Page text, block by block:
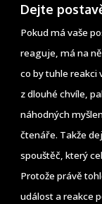
Dejte
Pokud má vaše
reaguje, má na
co by tuhle reakci
z dlouhé chvíle,
náhodných
čtenáře. Takže
spouštěč, který
Protože právě
událost a reakce